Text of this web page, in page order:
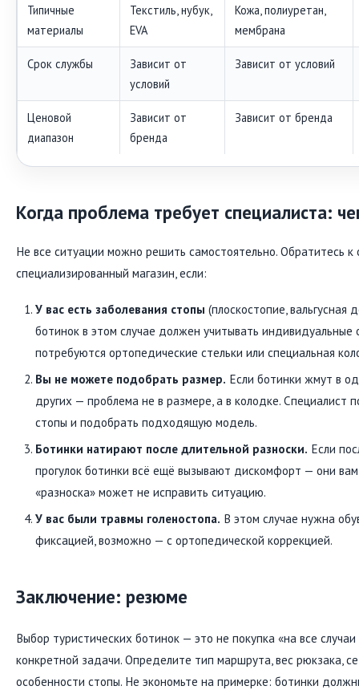
Типичные
материалы
Текстиль, нубук,
EVA
Кожа, полиуретан,
мембрана
Срок службы
Зависит от
условий
Зависит от условий
Ценовой
диапазон
Зависит от
бренда
Зависит от бренда
Когда проблема требует специалиста:
Не все ситуации можно решить самостоятельно. Обратитесь к
специализированный магазин, если:
У вас есть заболевания стопы (плоскостопие,
ботинок в этом случае должен учитывать
потребуются ортопедические стельки или специальная
Вы не можете подобрать размер. Если ботинки жмут в
других — проблема не в размере, а в колодке. Специалист
стопы и подобрать подходящую модель.
Ботинки натирают после длительной разноски. Если
прогулок ботинки всё ещё вызывают дискомфорт — они
«разноска» может не исправить ситуацию.
У вас были травмы голеностопа. В этом случае нужна
фиксацией, возможно — с ортопедической коррекцией.
Заключение: резюме
Выбор туристических ботинок — это не покупка «на все
конкретной задачи. Определите тип маршрута, вес рюкзака,
особенности стопы. Не экономьте на примерке: ботинки